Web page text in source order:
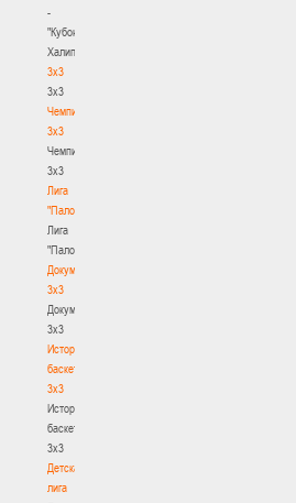
-
"Кубок
Халипского"
3x3
3x3
Чемпионат
3х3
Чемпионат
3х3
Лига
"Палова"
Лига
"Палова"
Документы
3х3
Документы
3х3
История
баскетбола
3х3
История
баскетбола
3х3
Детская
лига